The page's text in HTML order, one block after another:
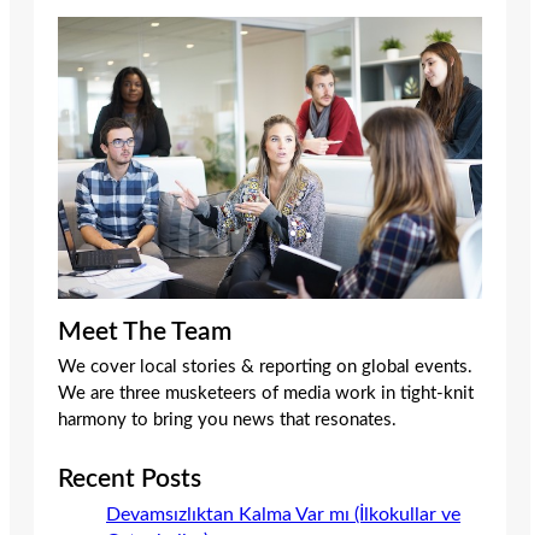
Meet The Team
We cover local stories & reporting on global events.
We are three musketeers of media work in tight-knit
harmony to bring you news that resonates.
Recent Posts
Devamsızlıktan Kalma Var mı (İlkokullar ve